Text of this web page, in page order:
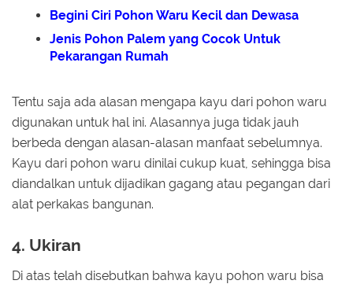
Begini Ciri Pohon Waru Kecil dan Dewasa
Jenis Pohon Palem yang Cocok Untuk
Pekarangan Rumah
Tentu saja ada alasan mengapa kayu dari pohon waru
digunakan untuk hal ini. Alasannya juga tidak jauh
berbeda dengan alasan-alasan manfaat sebelumnya.
Kayu dari pohon waru dinilai cukup kuat, sehingga bisa
diandalkan untuk dijadikan gagang atau pegangan dari
alat perkakas bangunan.
4. Ukiran
Di atas telah disebutkan bahwa kayu pohon waru bisa